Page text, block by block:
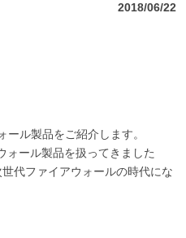
2018/06/22
ル製品をご紹介します。
ォール製品を扱ってきました
代ファイアウォールの時代にな